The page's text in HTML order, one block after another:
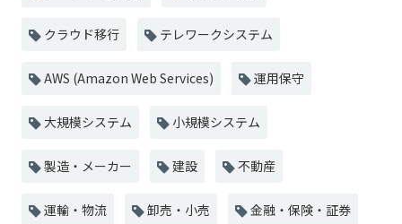
クラウド移行 テレワークシステム
AWS (Amazon Web Services) 運用保守
大規模システム 小規模システム
製造・メーカー 建設 不動産
運輸・物流 卸売・小売 金融・保険・証券